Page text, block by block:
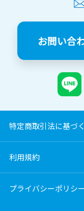
お問い合
特定商取引法に基づ
利用規約
プライバシーポリシー